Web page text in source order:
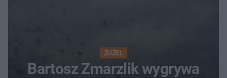
ŻUŻEL
Bartosz Zmarzlik wygrywa